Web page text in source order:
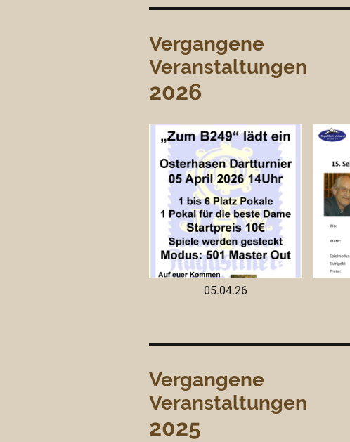
Vergangene
Veranstaltungen
2026
05.04.26
Vergangene
Veranstaltungen
2025